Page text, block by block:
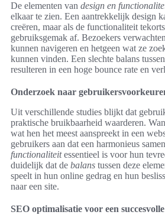
De elementen van design en
elkaar te zien. Een aantrekkelijk design
creëren, maar als de functionaliteit
gebruiksgemak af. Bezoekers
kunnen navigeren en hetgeen wat ze
kunnen vinden. Een slechte balans
resulteren in een hoge bounce rate en
Onderzoek naar
Uit verschillende studies blijkt dat
praktische bruikbaarheid waarderen.
wat hen het meest aanspreekt in een
gebruikers aan dat een harmonieus
functionaliteitessentieel is voor hun
duidelijk dat de balans tussen deze
speelt in hun online gedrag en hun
naar een site.
SEO optimalisatie voor een